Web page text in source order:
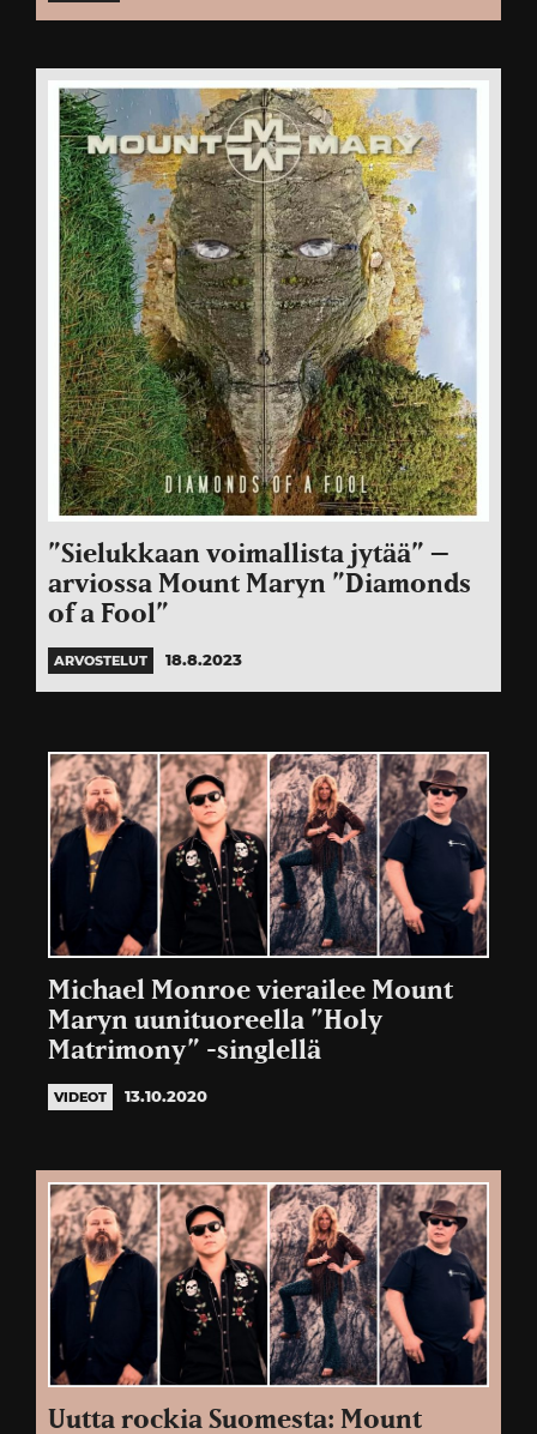
”Sielukkaan voimallista jytää” –
arviossa Mount Maryn ”Diamonds
of a Fool”
ARVOSTELUT 18.8.2023
Michael Monroe vierailee Mount
Maryn uunituoreella ”Holy
Matrimony” -singlellä
VIDEOT 13.10.2020
Uutta rockia Suomesta: Mount